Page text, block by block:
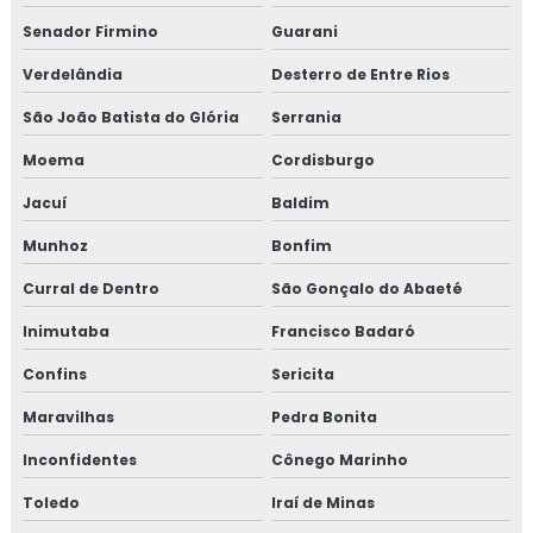
Senador Firmino Guarani
Verdelândia Desterro de Entre Rios
São João Batista do Glória Serrania
Moema Cordisburgo
Jacuí Baldim
Munhoz Bonfim
Curral de Dentro São Gonçalo do Abaeté
Inimutaba Francisco Badaró
Confins Sericita
Maravilhas Pedra Bonita
Inconfidentes Cônego Marinho
Toledo Iraí de Minas